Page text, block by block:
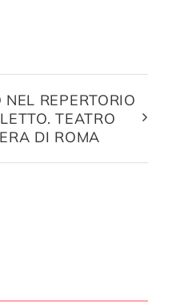
REPERTORIO
TEATRO
DI ROMA